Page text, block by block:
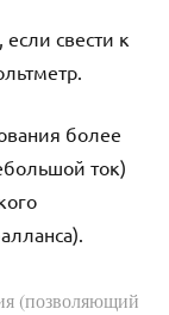
свести к
более
ток)
(позволяющий